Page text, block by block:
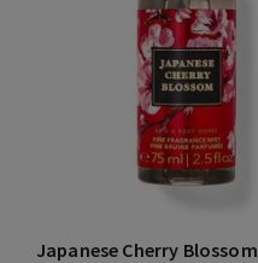
Japanese Cherry Blossom